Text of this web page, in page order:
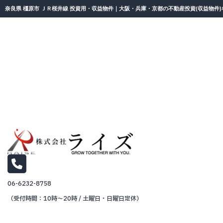
奈良県 橿原市 ＪＲ桜井線 投資用・収益物件｜大阪・兵庫・京都の不動産投資(収益物件)
06-6232-8758
（受付時間：10時～20時 / 土曜日・日曜日定休）